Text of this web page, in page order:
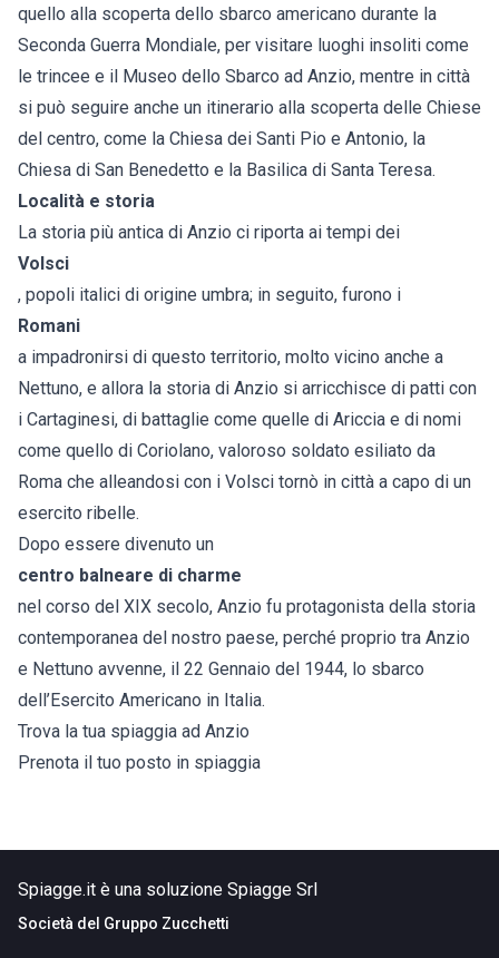
quello alla scoperta dello sbarco americano durante la
Seconda Guerra Mondiale, per visitare luoghi insoliti come
le trincee e il Museo dello Sbarco ad Anzio, mentre in città
si può seguire anche un itinerario alla scoperta delle Chiese
del centro, come la Chiesa dei Santi Pio e Antonio, la
Chiesa di San Benedetto e la Basilica di Santa Teresa.
Località e storia
La storia più antica di Anzio ci riporta ai tempi dei
Volsci
, popoli italici di origine umbra; in seguito, furono i
Romani
a impadronirsi di questo territorio, molto vicino anche a
Nettuno, e allora la storia di Anzio si arricchisce di patti con
i Cartaginesi, di battaglie come quelle di Ariccia e di nomi
come quello di Coriolano, valoroso soldato esiliato da
Roma che alleandosi con i Volsci tornò in città a capo di un
esercito ribelle.
Dopo essere divenuto un
centro balneare di charme
nel corso del XIX secolo, Anzio fu protagonista della storia
contemporanea del nostro paese, perché proprio tra Anzio
e Nettuno avvenne, il 22 Gennaio del 1944, lo sbarco
dell’Esercito Americano in Italia.
Trova la tua spiaggia ad Anzio
Prenota il tuo posto in spiaggia
Spiagge.it è una soluzione Spiagge Srl
Società del Gruppo Zucchetti